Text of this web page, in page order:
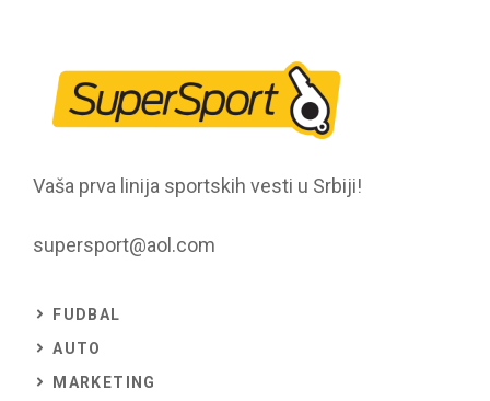
Vaša prva linija sportskih vesti u Srbiji!
supersport@aol.com
FUDBAL
AUTO
MARKETING